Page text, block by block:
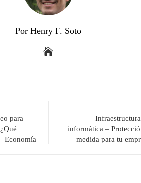
Por Henry F. Soto
para
Economía
informática –
medida para tu